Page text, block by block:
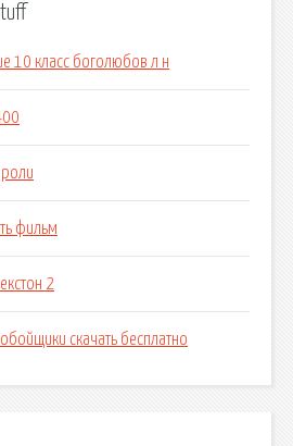
10 класс боголюбов л н
роли
фильм
2
скачать бесплатно